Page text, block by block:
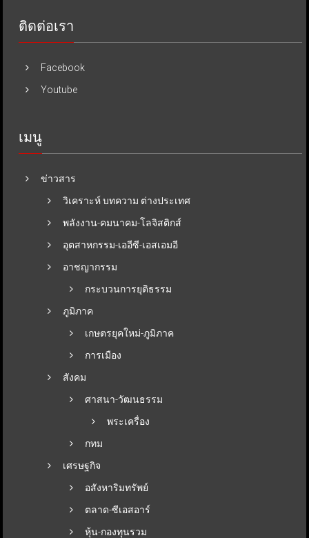
ติดต่อเรา
Facebook
Youtube
เมนู
ข่าวสาร
วิเคราะห์ บทความ ต่างประเทศ
พลังงาน-คมนาคม-โลจิสติกส์
อุตสาหกรรม-เออีซี-เอสเอมอี
อาชญากรรม
กระบวนการยุติธรรม
ภูมิภาค
เกษตรยุคใหม่-ภูมิภาค
การเมือง
สังคม
ศาสนา-วัฒนธรรม
พระเครื่อง
กทม
เศรษฐกิจ
อสังหาริมทรัพย์
ตลาด-ซีเอสอาร์
หุ้น-กองทุนรวม